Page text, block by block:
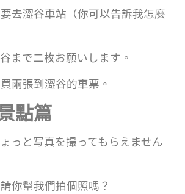
去澀谷車站（你可以告訴我怎麼
まで二枚お願いします。
兩張到澀谷的車票。
點篇
っと写真を撮ってもらえません
你幫我們拍個照嗎？